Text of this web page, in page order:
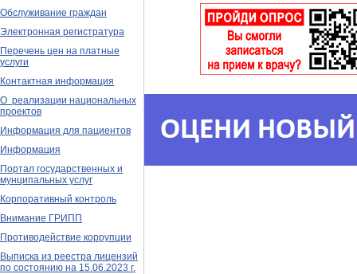
Обслуживание граждан
Электронная регистратура
Перечень цен на платные
услуги
Контактная информация
О реализации национальных
проектов
Информация для пациентов
Информация
Портал государственных и
мунципальных услуг
Корпоративный контроль
Внимание ГРИПП
Противодействие коррупции
Выписка из реестра лицензий
по состоянию на 15.06.2023 г.